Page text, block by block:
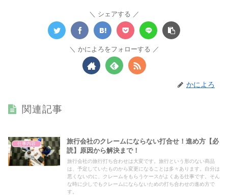
シェアする
かによろをフォローする
かによろ
関連記事
仕事内容
旅行会社のクレームにならない打合せ！進め方【必
読】原因から解決まで！
旅行会社の旅行打ち合わせは大変です。旅行という形のない商品
は、予定していたものから変更になることは多々あります。自分は
悪くないのに、クレームをもらうケースがよくある仕事です。そん
な時に少しでもクレームにならないための打ち合わせの進め方で
す。